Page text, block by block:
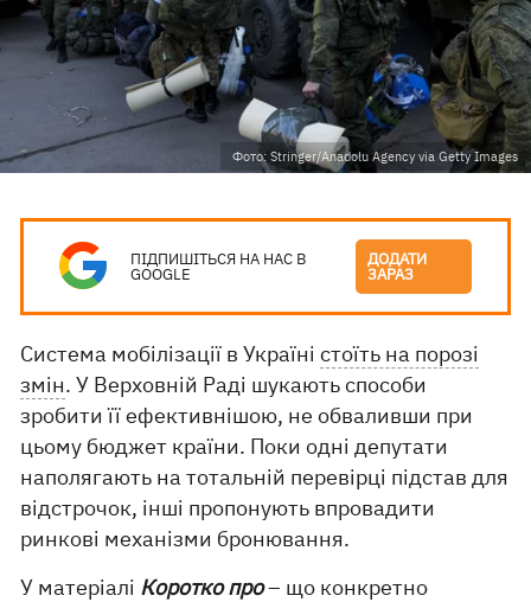
Фото: Stringer/Anadolu Agency via Getty Images
ПІДПИШІТЬСЯ НА НАС В
GOOGLE
ДОДАТИ
ЗАРАЗ
Система мобілізації в Україністоїть на порозі
змін. У Верховній Раді шукають способи
зробити її ефективнішою, не обваливши при
цьому бюджет країни. Поки одні депутати
наполягають на тотальній перевірці підстав для
відстрочок, інші пропонують впровадити
ринкові механізми бронювання.
У матеріалі Коротко про– що конкретно